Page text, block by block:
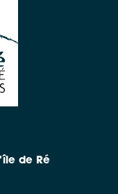
de Ré